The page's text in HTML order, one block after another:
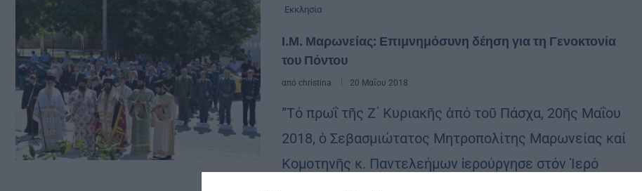
Εκκλησία
Ι.Μ. Μαρωνείας: Επιμνημόσυνη δέηση για τη Γενοκτονία
του Πόντου
από christina 20 Μαΐου 2018
”Τό πρωΐ τῆς Ζ΄ Κυριακῆς ἀπό τοῦ Πάσχα, 20ῆς Μαΐου
2018, ὁ Σεβασμιώτατος Μητροπολίτης Μαρωνείας καί
Κομοτηνῆς κ. Παντελεήμων ἱερούργησε στόν Ἱερό